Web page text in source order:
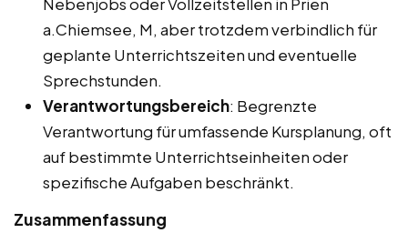
a.Chiemsee, M, aber trotzdem verbindlich für
geplante Unterrichtszeiten und eventuelle
Sprechstunden.
Verantwortungsbereich: Begrenzte
Verantwortung für umfassende Kursplanung, oft
auf bestimmte Unterrichtseinheiten oder
spezifische Aufgaben beschränkt.
Zusammenfassung